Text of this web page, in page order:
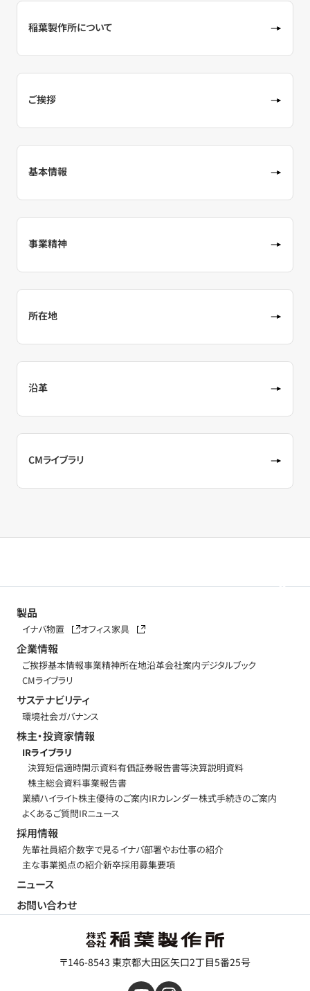
稲葉製作所について
ご挨拶
基本情報
事業精神
所在地
沿革
CMライブラリ
〒146-8543 東京都大田区矢口2丁目5番25号
製品
イナバ物置 オフィス家具
企業情報
ご挨拶基本情報事業精神所在地沿革会社案内デジタルブック
CMライブラリ
サステナビリティ
環境社会ガバナンス
株主・投資家情報
IRライブラリ
決算短信適時開示資料有価証券報告書等決算説明資料
株主総会資料事業報告書
業績ハイライト株主優待のご案内IRカレンダー株式手続きのご案内
よくあるご質問IRニュース
採用情報
先輩社員紹介数字で見るイナバ部署やお仕事の紹介
主な事業拠点の紹介新卒採用募集要項
ニュース
お問い合わせ